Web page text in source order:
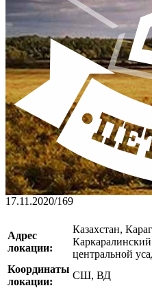
17.11.2020/169
Адрес
локации:
Казахстан,
центральной
Координаты
локации:
СШ, ВД